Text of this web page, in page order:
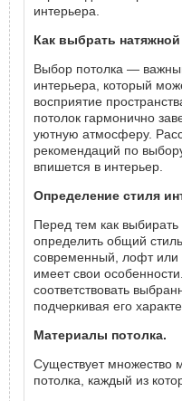
интерьера.
Как выбрать натяжной
Выбор потолка —
интерьера, который
восприятие
потолок гармонично
уютную атмосферу.
рекомендаций по
впишется в интерьер.
Определение стиля
Перед тем как
определить общий
современный, лофт
имеет свои
соответствовать
подчеркивая его
Материалы потолка.
Существует множество
потолка, каждый из